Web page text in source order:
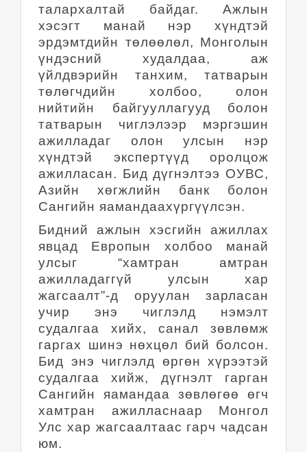
талархалтай байдаг. Ажлын
хэсэгт манай нэр хүндтэй
эрдэмтдийн төлөөлөл, Монголын
үндэсний худалдаа, аж
үйлдвэрийн танхим, татварын
төлөгчдийн холбоо, олон
нийтийн байгууллагууд болон
татварын чиглэлээр мэргэшин
ажилладаг олон улсын нэр
хүндтэй экспертүүд оролцож
ажилласан. Бид дүгнэлтээ ОУВС,
Азийн хөгжлийн банк болон
Сангийн яамандаахүргүүлсэн.
Бидний ажлын хэсгийн ажиллах
явцад Европын холбоо манай
улсыг “хамтран амтран
ажилладаггүй улсын хар
жагсаалт”-д оруулан зарласан
учир энэ чиглэлд нэмэлт
судалгаа хийх, санал зөвлөмж
гаргах шинэ нөхцөл бий болсон.
Бид энэ чиглэлд өргөн хүрээтэй
судалгаа хийж, дүгнэлт гарган
Сангийн яамандаа зөвлөгөө өгч
хамтран ажилласнаар Монгол
Улс хар жагсаалтаас гарч чадсан
юм.